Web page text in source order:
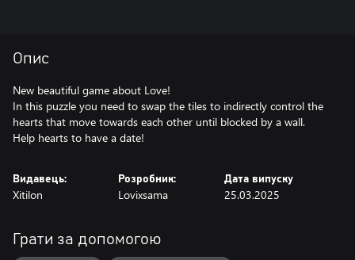
Опис
New beautiful game about Love!
In this puzzle you need to swap the tiles to indirectly control the
hearts that move towards each other until blocked by a wall.
Help hearts to have a date!
Видавець:
Xitilon
Розробник:
Lovixsama
Дата випуску
25.03.2025
Грати за допомогою